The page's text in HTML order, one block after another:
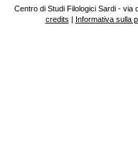
Centro di Studi Filologici Sardi - via
credits | Informativa sulla